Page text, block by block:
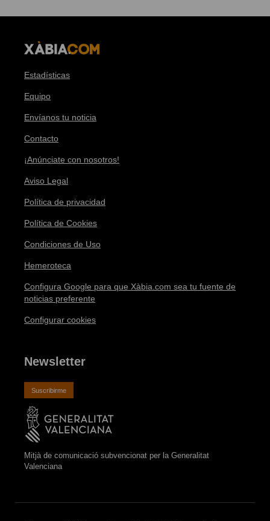
Estadísticas
Equipo
Envíanos tu noticia
Contacto
¡Anúnciate con nosotros!
Aviso Legal
Política de privacidad
Política de Cookies
Condiciones de Uso
Hemeroteca
Configura Google para que Xàbia.com sea tu fuente de
noticias preferente
Configurar cookies
Newsletter
Suscribirme
Mitjà de comunicació subvencionat per la Generalitat
Valenciana